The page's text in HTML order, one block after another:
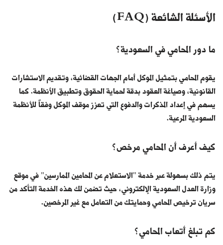
الأسئلة الشائعة (FAQ)
ما دور المحامي في السعودية؟
يقوم المحامي بتمثيل الموكل أمام الجهات القضائية، وتقديم الاستشارات
القانونية، وصياغة العقود بدقة لحماية الحقوق وتطبيق الأنظمة. كما
يسهم في إعداد المذكرات والدفوع التي تعزز موقف الموكل وفقاً للأنظمة
السعودية المرعية.
كيف أعرف أن المحامي مرخص؟
يتم ذلك بسهولة عبر خدمة "الاستعلام عن المحامين الممارسين" في موقع
وزارة العدل السعودية الإلكتروني، حيث تضمن لك هذه الخدمة التأكد من
سريان ترخيص المحامي وحمايتك من التعامل مع غير المرخصين.
كم تبلغ أتعاب المحامي؟